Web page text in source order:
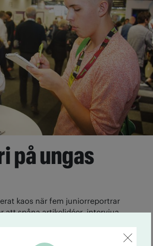
på ungas
kaos när fem junior­reportrar
att spåna artikelidéer, intervjua,